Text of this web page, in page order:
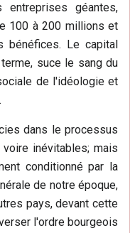
entreprises géantes,
100 à 200 millions et
bénéfices. Le capital
suce le sang du
de l'idéologie et
dans le processus
inévitables; mais
conditionné par la
de notre époque,
pays, devant cette
l'ordre bourgeois